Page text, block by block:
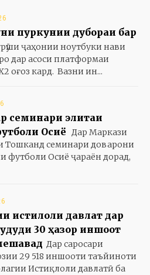
пуркунии дубораи барқ
ҷаҳонии ноутбуки нави
ро дар асоси платформаи
оғоз кард. Вазни ин...
семинари элитаи
Осиё Дар Маркази
Тошканд семинари доварони
футболи Осиё ҷараён дорад,
истиқлоли давлат дар
30 ҳазор иншоот
Дар саросари
29 518 иншооти таъйиноти
Истиқлоли давлатӣ ба